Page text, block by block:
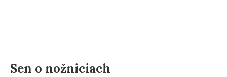
Sen o nožniciach